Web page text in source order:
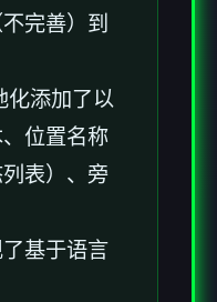
完善）到
化添加了以
位置名称
列表）、旁
基于语言